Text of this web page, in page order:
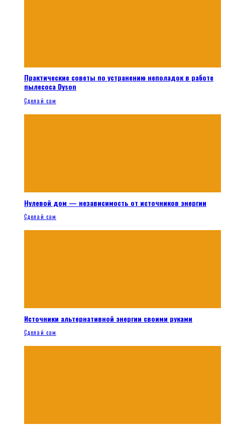
Практические советы по устранению неполадок в работе
пылесоса Dyson
Сделай сам
Нулевой дом — независимость от источников энергии
Сделай сам
Источники альтернативной энергии своими руками
Сделай сам